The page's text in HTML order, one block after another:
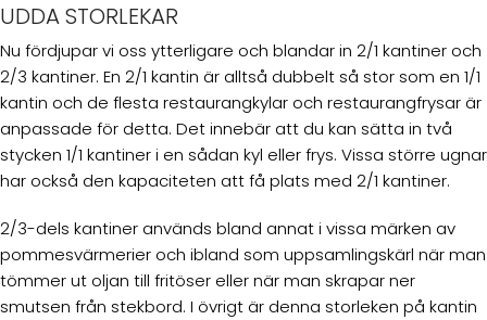
UDDA STORLEKAR
Nu fördjupar vi oss ytterligare och blandar in 2/1 kantiner och
2/3 kantiner. En 2/1 kantin är alltså dubbelt så stor som en 1/1
kantin och de flesta restaurangkylar och restaurangfrysar är
anpassade för detta. Det innebär att du kan sätta in två
stycken 1/1 kantiner i en sådan kyl eller frys. Vissa större ugnar
har också den kapaciteten att få plats med 2/1 kantiner.
2/3-dels kantiner används bland annat i vissa märken av
pommesvärmerier och ibland som uppsamlingskärl när man
tömmer ut oljan till fritöser eller när man skrapar ner
smutsen från stekbord. I övrigt är denna storleken på kantin